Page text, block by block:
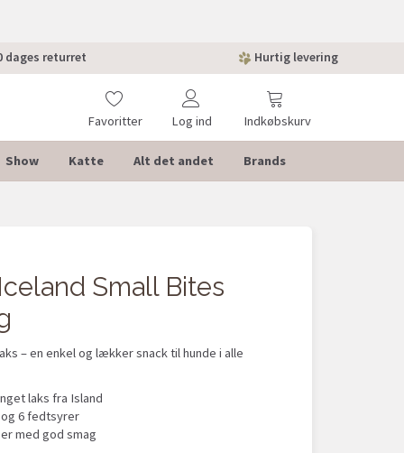
dages returret Hurtig levering
Indkøbskurv
Favoritter Log ind
Show Katte Alt det andet Brands
Small Bites
– en enkel og lækker snack til hunde i alle
laks fra Island
6 fedtsyrer
med god smag